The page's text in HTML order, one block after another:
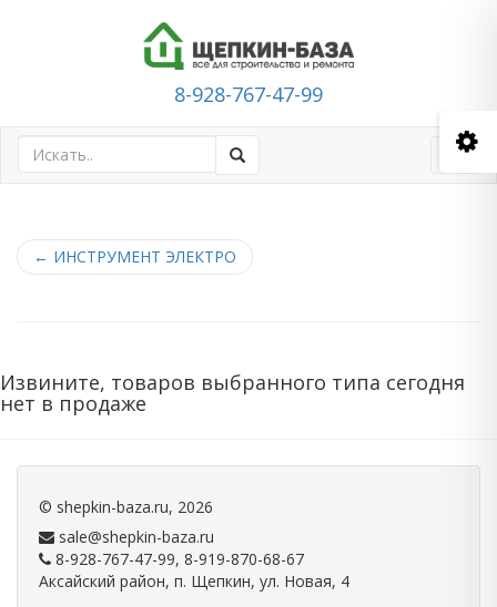
8-928-767-47-99
← ИНСТРУМЕНТ ЭЛЕКТРО
Извините, товаров выбранного типа сегодня
нет в продаже
© shepkin-baza.ru, 2026
sale@shepkin-baza.ru
8-928-767-47-99, 8-919-870-68-67
Аксайский район, п. Щепкин, ул. Новая, 4